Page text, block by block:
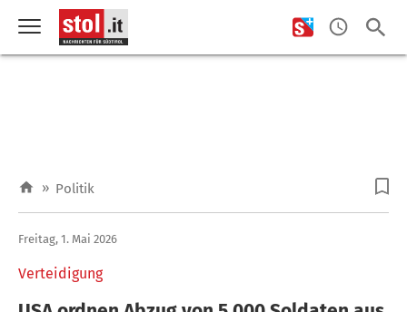
» Politik
Verteidigung
Freitag, 1. Mai 2026